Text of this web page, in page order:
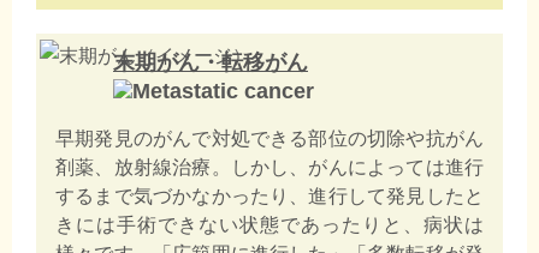
末期がん・転移がん
早期発見のがんで対処できる部位の切除や抗がん
剤薬、放射線治療。しかし、がんによっては進行
するまで気づかなかったり、進行して発見したと
きには手術できない状態であったりと、病状は